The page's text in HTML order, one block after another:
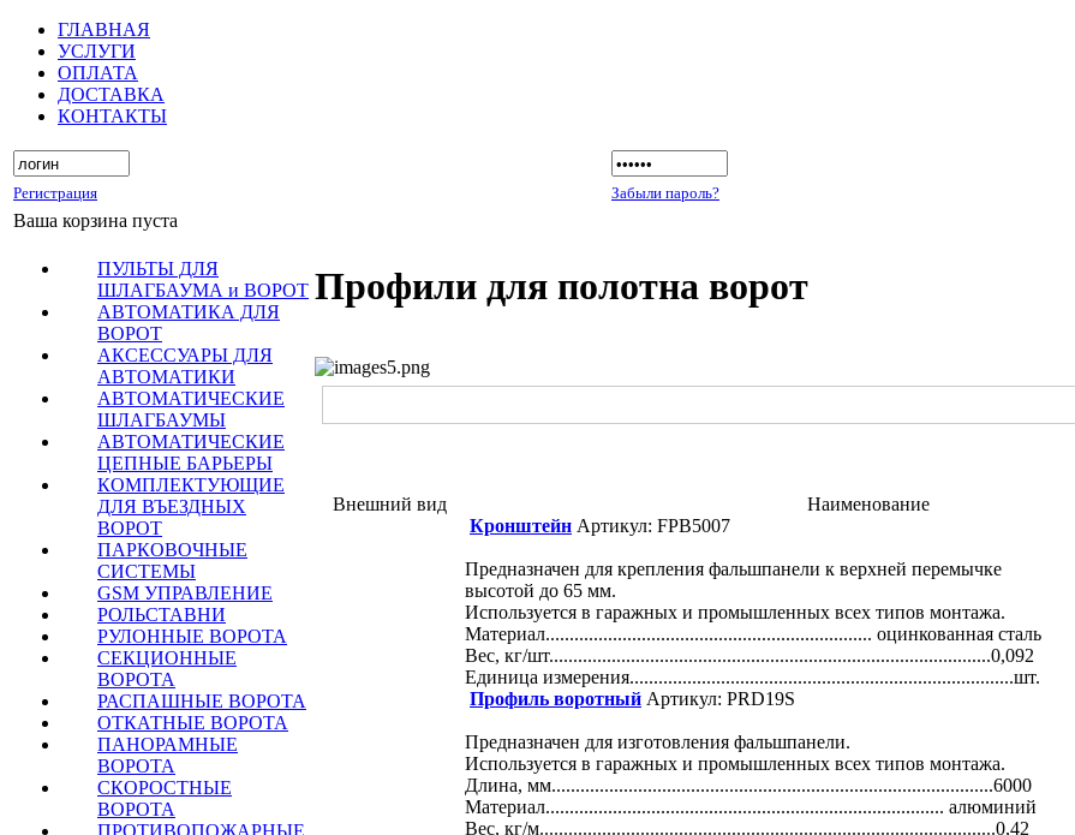
ГЛАВНАЯ
УСЛУГИ
ОПЛАТА
ДОСТАВКА
КОНТАКТЫ
Регистрация Забыли пароль?
Ваша корзина пуста
ПУЛЬТЫ ДЛЯ
ШЛАГБАУМА и ВОРОТ
АВТОМАТИКА ДЛЯ
ВОРОТ
АКСЕССУАРЫ ДЛЯ
АВТОМАТИКИ
АВТОМАТИЧЕСКИЕ
ШЛАГБАУМЫ
АВТОМАТИЧЕСКИЕ
ЦЕПНЫЕ БАРЬЕРЫ
КОМПЛЕКТУЮЩИЕ
ДЛЯ ВЪЕЗДНЫХ
ВОРОТ
ПАРКОВОЧНЫЕ
СИСТЕМЫ
GSM УПРАВЛЕНИЕ
РОЛЬСТАВНИ
РУЛОННЫЕ ВОРОТА
СЕКЦИОННЫЕ
ВОРОТА
РАСПАШНЫЕ ВОРОТА
ОТКАТНЫЕ ВОРОТА
ПАНОРАМНЫЕ
ВОРОТА
СКОРОСТНЫЕ
ВОРОТА
ПРОТИВОПОЖАРНЫЕ
Профили для полотна ворот
Внешний вид Наименование
Кронштейн Артикул: FPB5007
Предназначен для крепления фальшпанели к верхней перемычке
высотой до 65 мм.
Используется в гаражных и промышленных всех типов монтажа.
Материал.................................................................... оцинкованная сталь
Вес, кг/шт............................................................................................0,092
Единица измерения................................................................................шт.
Профиль воротный Артикул: PRD19S
Предназначен для изготовления фальшпанели.
Используется в гаражных и промышленных всех типов монтажа.
Длина, мм............................................................................................6000
Материал................................................................................... алюминий
Вес, кг/м...............................................................................................0,42